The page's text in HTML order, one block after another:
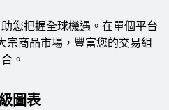
您把握全球機遇。在單個平台
宗商品市場，豐富您的交易組
合。
圖表